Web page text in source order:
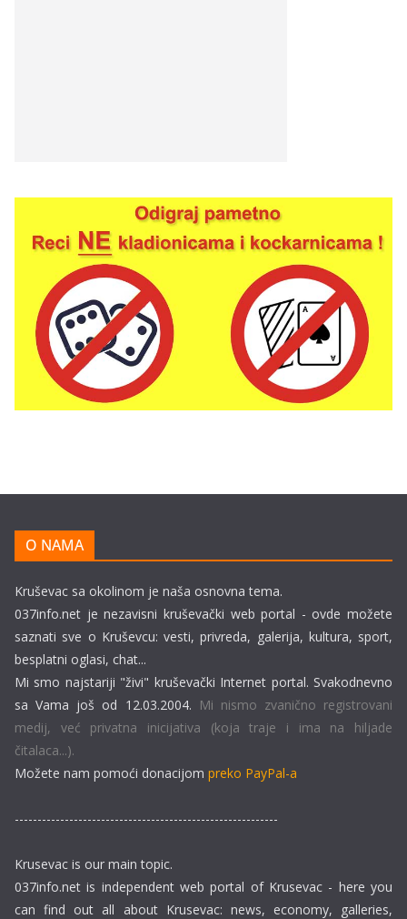
O NAMA
Kruševac sa okolinom je naša osnovna tema.
037info.net je nezavisni kruševački web portal - ovde možete
saznati sve o Kruševcu: vesti, privreda, galerija, kultura, sport,
besplatni oglasi, chat...
Mi smo najstariji "živi" kruševački Internet portal. Svakodnevno
sa Vama još od 12.03.2004. Mi nismo zvanično registrovani
medij, već privatna inicijativa (koja traje i ima na hiljade
čitalaca...).
Možete nam pomoći donacijom preko PayPal-a
----------------------------------------------------------
Krusevac is our main topic.
037info.net is independent web portal of Krusevac - here you
can find out all about Krusevac: news, economy, galleries,